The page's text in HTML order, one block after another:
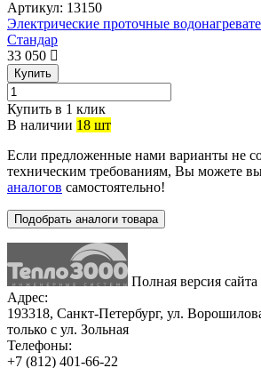
Артикул: 13150
Электрические проточные
Стандар
33 050
Купить
Купить в 1 клик
В наличии 18 шт
Если предложенные нами варианты не
техническим требованиям, Вы можете
аналогов самостоятельно!
Подобрать аналоги товара
Полная версия сайта
Адрес:
193318, Санкт-Петербург, ул.
только с ул. Зольная
Телефоны:
+7 (812) 401-66-22